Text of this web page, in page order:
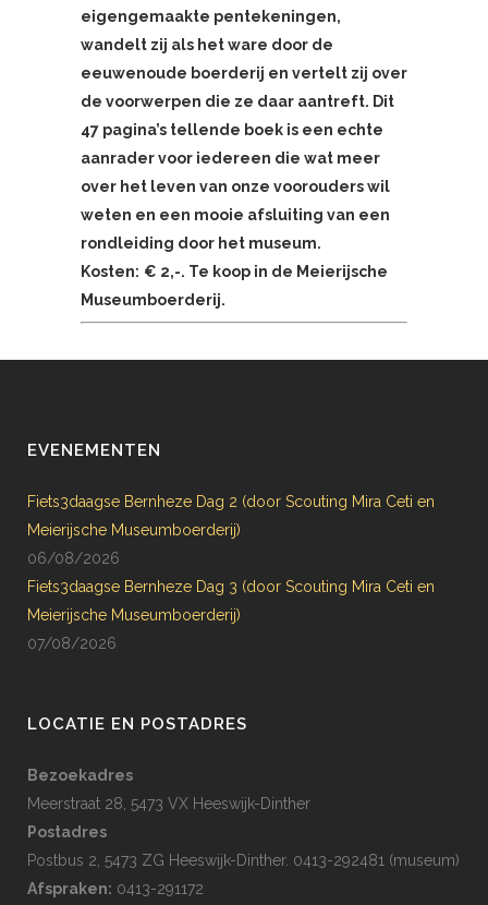
eigengemaakte pentekeningen,
wandelt zij als het ware door de
eeuwenoude boerderij en vertelt zij over
de voorwerpen die ze daar aantreft. Dit
47 pagina’s tellende boek is een echte
aanrader voor iedereen die wat meer
over het leven van onze voorouders wil
weten en een mooie afsluiting van een
rondleiding door het museum.
Kosten: € 2,-. Te koop in de Meierijsche
Museumboerderij.
EVENEMENTEN
Fiets3daagse Bernheze Dag 2 (door Scouting Mira Ceti en
Meierijsche Museumboerderij)
06/08/2026
Fiets3daagse Bernheze Dag 3 (door Scouting Mira Ceti en
Meierijsche Museumboerderij)
07/08/2026
LOCATIE EN POSTADRES
Bezoekadres
Meerstraat 28, 5473 VX Heeswijk-Dinther
Postadres
Postbus 2, 5473 ZG Heeswijk-Dinther. 0413-292481 (museum)
Afspraken: 0413-291172